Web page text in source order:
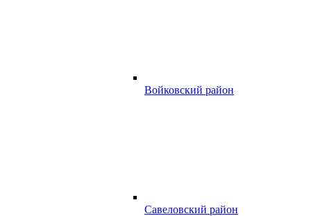
Войковский район
Савеловский район